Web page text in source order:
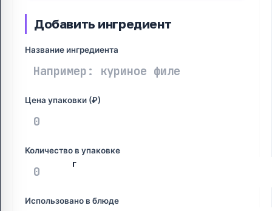
Добавить ингредиент
Название ингредиента
Цена упаковки (₽)
Количество в упаковке
Использовано в блюде